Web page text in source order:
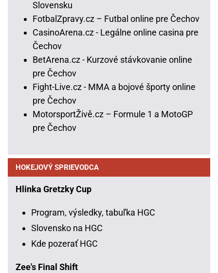
Slovensku
FotbalZpravy.cz – Futbal online pre Čechov
CasinoArena.cz - Legálne online casina pre
Čechov
BetArena.cz - Kurzové stávkovanie online
pre Čechov
Fight-Live.cz - MMA a bojové športy online
pre Čechov
MotorsportŽivě.cz – Formule 1 a MotoGP
pre Čechov
HOKEJOVÝ SPRIEVODCA
Hlinka Gretzky Cup
Program, výsledky, tabuľka HGC
Slovensko na HGC
Kde pozerať HGC
Zee's Final Shift